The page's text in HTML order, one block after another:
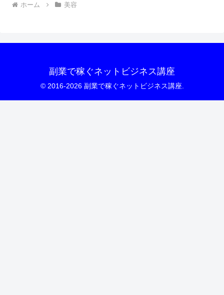
ホーム 美容
副業で稼ぐネットビジネス講座
© 2016-2026 副業で稼ぐネットビジネス講座.